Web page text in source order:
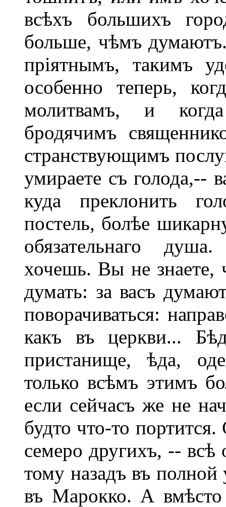
всѣхъ большихъ
больше, чѣмъ
пріятнымъ, такимъ
особенно теперь,
молитвамъ, и
бродячимъ
странствующимъ
умираете съ голода,--
куда преклонить
постель, болѣе
обязательнаго
хочешь. Вы не знаете,
думать: за васъ
поворачиваться:
какъ въ церкви...
пристанище, ѣда,
только всѣмъ этимъ
если сейчасъ же не
будто что-то
семеро другихъ, -- всѣ
тому назадъ въ
въ Марокко. А вмѣсто